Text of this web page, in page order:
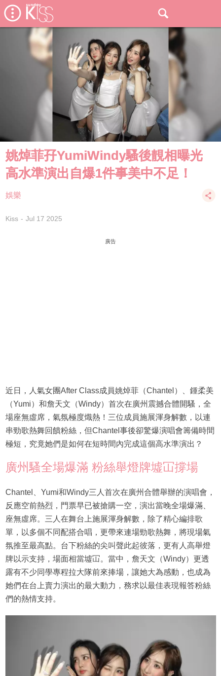
姚焯菲孖YumiWindy騷後靚相曝光
高水準演出自爆1件事美中不足！
娛樂
Kiss Jul 17 2025
廣告
近日，人氣女團After Class成員姚焯菲（Chantel）、鍾柔美
（Yumi）和詹天文（Windy）首次在廣州震撼合體開騷，全
場座無虛席，氣氛極度熾熱！三位成員施展渾身解數，以連
串勁歌熱舞回饋粉絲，但Chantel事後卻驚爆演唱會籌備時間
極短，究竟她們是如何在短時間內完成這個高水準演出？
廣州騷全場爆滿 粉絲舉燈牌墟冚撐場
Chantel、Yumi和Windy三人首次在廣州合體舉辦的演唱會，
反應空前熱烈，門票早已被搶購一空，演出當晚全場爆滿、
座無虛席。三人在舞台上施展渾身解數，除了精心編排歌
單，以多個不同配搭合唱，更帶來連場勁歌熱舞，將現場氣
氛推至最高點。台下粉絲的尖叫聲此起彼落，更有人高舉燈
牌以示支持，場面相當墟冚。當中，詹天文（Windy）更透
露有不少同學專程拉大隊前來捧場，讓她大為感動，也成為
她們在台上賣力演出的最大動力，務求以最佳表現報答粉絲
們的熱情支持。